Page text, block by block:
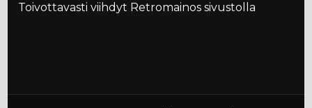
Toivottavasti viihdyt Retromainos sivustolla